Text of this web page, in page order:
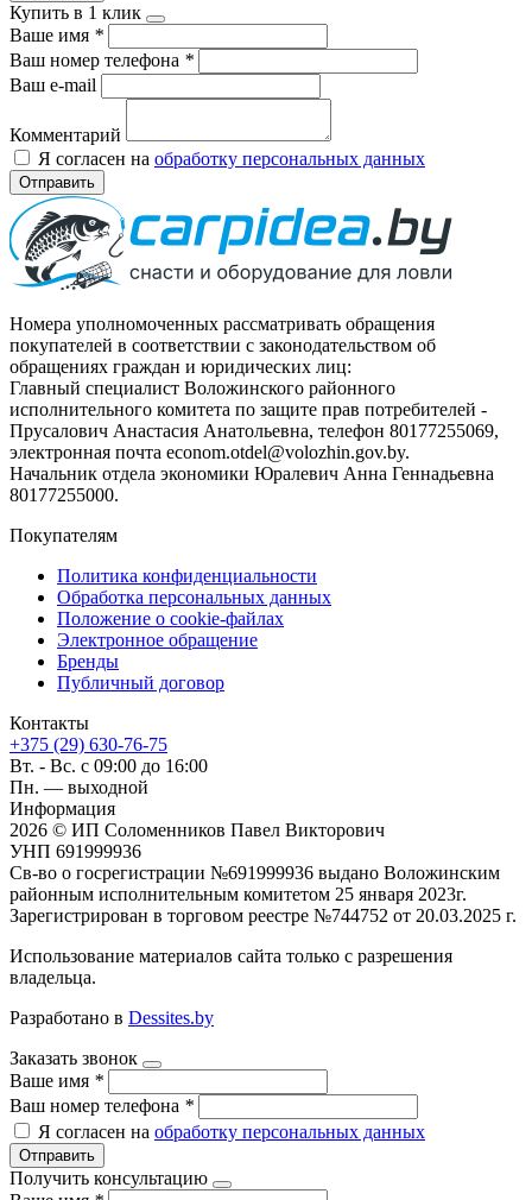
Купить в 1 клик
Ваше имя *
Ваш номер телефона *
Ваш e-mail
Комментарий
Я согласен на обработку персональных данных
Отправить
Номера уполномоченных рассматривать обращения
покупателей в соответствии с законодательством об
обращениях граждан и юридических лиц:
Главный специалист Воложинского районного
исполнительного комитета по защите прав потребителей -
Прусалович Анастасия Анатольевна, телефон 80177255069,
электронная почта econom.otdel@volozhin.gov.by.
Начальник отдела экономики Юралевич Анна Геннадьевна
80177255000.
Покупателям
Политика конфиденциальности
Обработка персональных данных
Положение о cookie-файлах
Электронное обращение
Бренды
Публичный договор
Контакты
+375 (29) 630-76-75
Вт. - Вс. с 09:00 до 16:00
Пн. — выходной
Информация
2026 © ИП Соломенников Павел Викторович
УНП 691999936
Св-во о госрегистрации №691999936 выдано Воложинским
районным исполнительным комитетом 25 января 2023г.
Зарегистрирован в торговом реестре №744752 от 20.03.2025 г.
Использование материалов сайта только с разрешения
владельца.
Разработано в Dessites.by
Заказать звонок
Ваше имя *
Ваш номер телефона *
Я согласен на обработку персональных данных
Отправить
Получить консультацию